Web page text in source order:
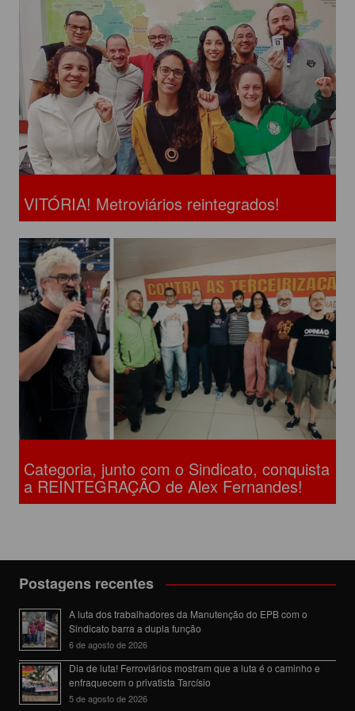
VITÓRIA! Metroviários reintegrados!
Categoria, junto com o Sindicato, conquista
a REINTEGRAÇÃO de Alex Fernandes!
Postagens recentes
A luta dos trabalhadores da Manutenção do EPB com o
Sindicato barra a dupla função
6 de agosto de 2026
Dia de luta! Ferroviários mostram que a luta é o caminho e
enfraquecem o privatista Tarcísio
5 de agosto de 2026